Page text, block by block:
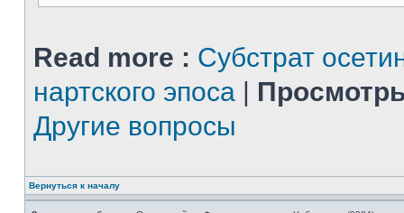
Read more : Субстрат
нартского эпоса |
Другие вопросы
Вернуться к началу